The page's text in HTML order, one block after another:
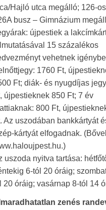
Hajló utca megálló; 126-
busz – Gimnázium
újpestiek a
15 százalékos
vehetnek
1760 Ft,
Ft; diák- és nyugdíjas
újpestieknek 850 Ft; 7 év
800 Ft,
Az uszodában bankkártyát
kártyát elfogadnak.
uszoda nyitva tartása:
6-tól 20 óráig;
20 óráig; vasárnap 8-tól 14
zenés